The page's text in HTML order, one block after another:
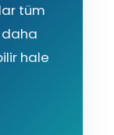
tüm
daha
hale